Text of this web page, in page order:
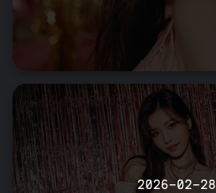
2026-02-28